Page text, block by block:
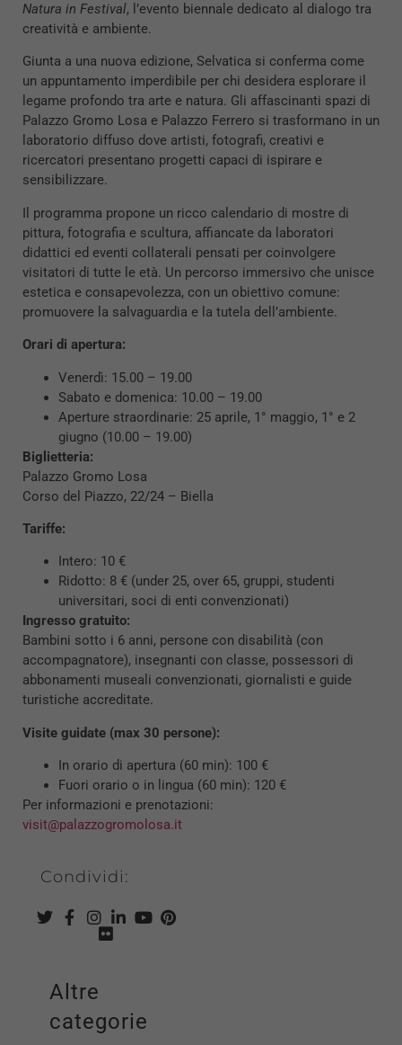
Natura in Festival, l’evento biennale dedicato al dialogo tra
creatività e ambiente.
Giunta a una nuova edizione, Selvatica si conferma come
un appuntamento imperdibile per chi desidera esplorare il
legame profondo tra arte e natura. Gli affascinanti spazi di
Palazzo Gromo Losa e Palazzo Ferrero si trasformano in un
laboratorio diffuso dove artisti, fotografi, creativi e
ricercatori presentano progetti capaci di ispirare e
sensibilizzare.
Il programma propone un ricco calendario di mostre di
pittura, fotografia e scultura, affiancate da laboratori
didattici ed eventi collaterali pensati per coinvolgere
visitatori di tutte le età. Un percorso immersivo che unisce
estetica e consapevolezza, con un obiettivo comune:
promuovere la salvaguardia e la tutela dell’ambiente.
Orari di apertura:
Venerdì: 15.00 – 19.00
Sabato e domenica: 10.00 – 19.00
Aperture straordinarie: 25 aprile, 1° maggio, 1° e 2
giugno (10.00 – 19.00)
Biglietteria:
Palazzo Gromo Losa
Corso del Piazzo, 22/24 – Biella
Tariffe:
Intero: 10 €
Ridotto: 8 € (under 25, over 65, gruppi, studenti
universitari, soci di enti convenzionati)
Ingresso gratuito:
Bambini sotto i 6 anni, persone con disabilità (con
accompagnatore), insegnanti con classe, possessori di
abbonamenti museali convenzionati, giornalisti e guide
turistiche accreditate.
Visite guidate (max 30 persone):
In orario di apertura (60 min): 100 €
Fuori orario o in lingua (60 min): 120 €
Per informazioni e prenotazioni:
visit@palazzogromolosa.it
Condividi:
Altre
categorie